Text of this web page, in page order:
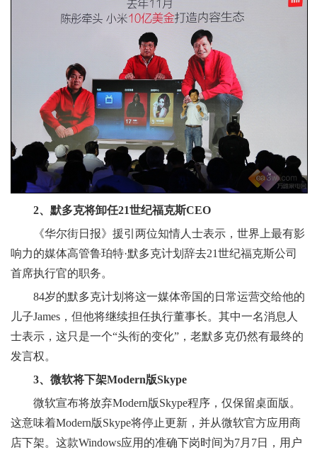
2、默多克将卸任21世纪福克斯CEO
《华尔街日报》援引两位知情人士表示，世界上最有影
响力的媒体高管鲁珀特·默多克计划辞去21世纪福克斯公司
首席执行官的职务。
84岁的默多克计划将这一媒体帝国的日常运营交给他的
儿子James，但他将继续担任执行董事长。其中一名消息人
士表示，这只是一个“头衔的变化”，老默多克仍然有最终的
发言权。
3、微软将下架Modern版Skype
微软宣布将放弃Modern版Skype程序，仅保留桌面版。
这意味着Modern版Skype将停止更新，并从微软官方应用商
店下架。这款Windows应用的准确下岗时间为7月7日，用户